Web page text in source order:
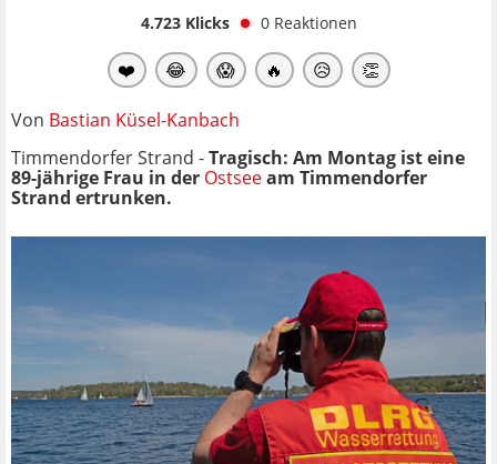
4.723Klicks 0 Reaktionen
❤️ 😂 😱 🔥 😥 👏
Von Bastian Küsel-Kanbach
Timmendorfer Strand -Tragisch: Am Montag ist eine
89-jährige Frau in der Ostseeam Timmendorfer
Strand ertrunken.